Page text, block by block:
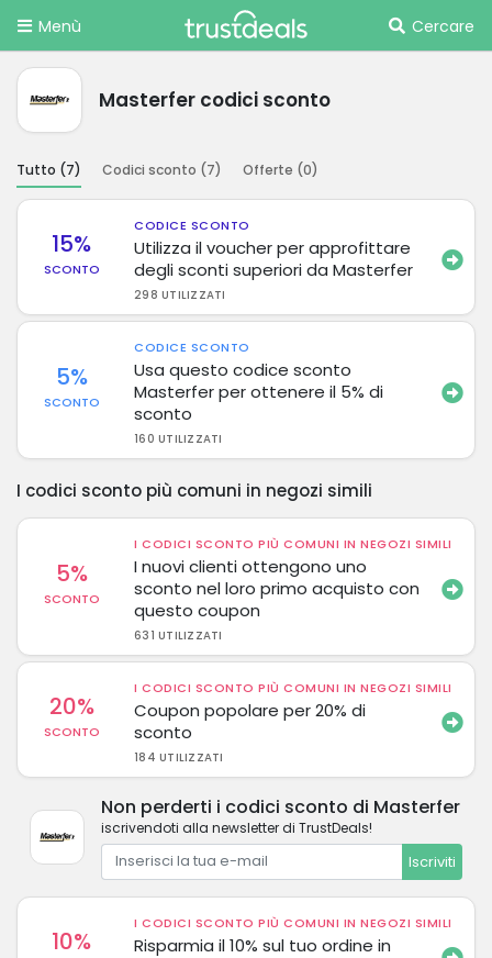
Menù Cercare
Masterfer codici sconto
Tutto (7) Codici sconto (7) Offerte (0)
15%
SCONTO
CODICE SCONTO
Utilizza il voucher per approfittare
degli sconti superiori da Masterfer
298 UTILIZZATI
5%
SCONTO
CODICE SCONTO
Usa questo codice sconto
Masterfer per ottenere il 5% di
sconto
160 UTILIZZATI
I codici sconto più comuni in negozi simili
5%
SCONTO
I CODICI SCONTO PIÙ COMUNI IN NEGOZI SIMILI
I nuovi clienti ottengono uno
sconto nel loro primo acquisto con
questo coupon
631 UTILIZZATI
20%
SCONTO
I CODICI SCONTO PIÙ COMUNI IN NEGOZI SIMILI
Coupon popolare per 20% di
sconto
184 UTILIZZATI
Non perderti i codici sconto di Masterfer
iscrivendoti alla newsletter di TrustDeals!
Iscriviti
10%
I CODICI SCONTO PIÙ COMUNI IN NEGOZI SIMILI
Risparmia il 10% sul tuo ordine in